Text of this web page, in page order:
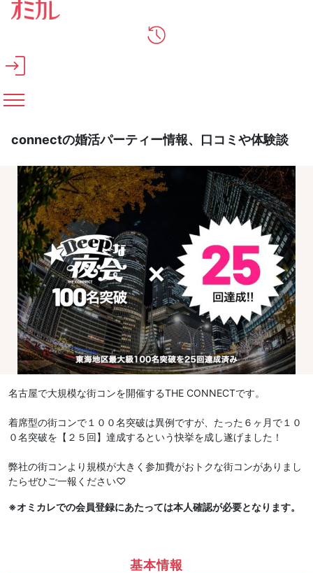
メインコンテンツへスキップ
connectの婚活パーティー情報、口コミや体験談
名古屋で大規模な街コンを開催するTHE CONNECTです。
着席型の街コンで１００名突破は異例ですが、たった６ヶ月で１０
０名突破を【２５回】達成するという快挙を成し遂げました！
弊社の街コンより規模が大きく参加費がおトクな街コンがありまし
たらぜひご一報ください♡
※オミカレでの会員登録にあたっては本人確認が必要となります。
基本情報